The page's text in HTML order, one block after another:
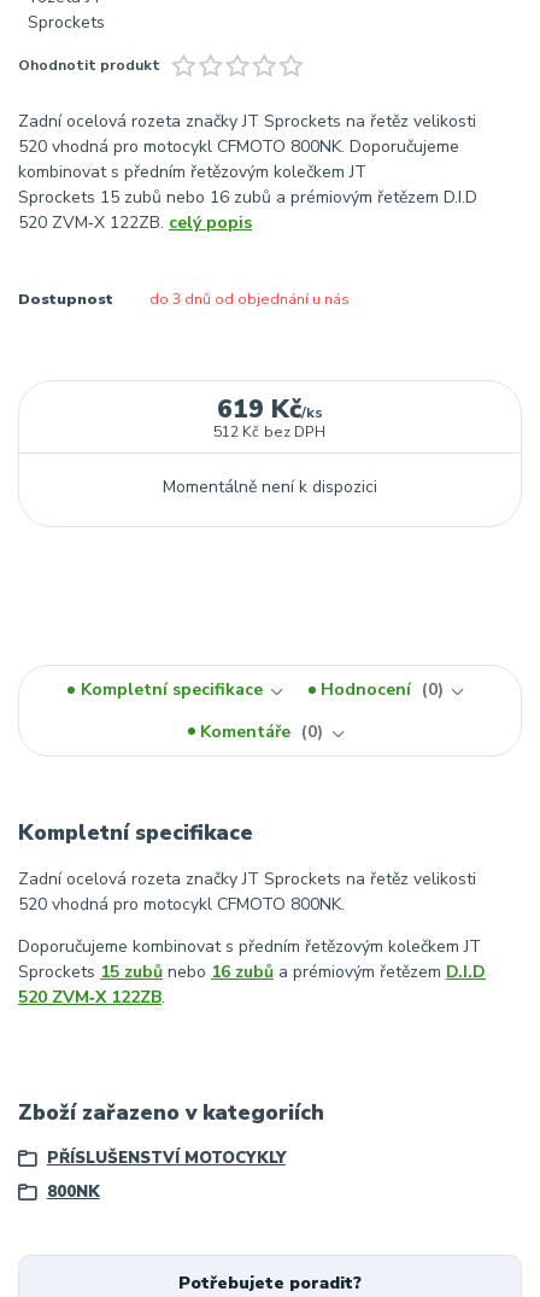
Ohodnotit produkt
Zadní ocelová rozeta značky JT Sprockets na řetěz velikosti
520 vhodná pro motocykl CFMOTO 800NK. Doporučujeme
kombinovat s předním řetězovým kolečkem JT
Sprockets 15 zubů nebo 16 zubů a prémiovým řetězem D.I.D
520 ZVM‑X 122ZB. celý popis
Dostupnost do 3 dnů od objednání u nás
619 Kč/ks
512 Kč bez DPH
Momentálně není k dispozici
Kompletní specifikace Hodnocení
0
Komentáře
0
Kompletní specifikace
Zadní ocelová rozeta značky JT Sprockets na řetěz velikosti
520 vhodná pro motocykl CFMOTO 800NK.
Doporučujeme kombinovat s předním řetězovým kolečkem JT
Sprockets 15 zubů nebo 16 zubů a prémiovým řetězem D.I.D
520 ZVM‑X 122ZB.
Zboží zařazeno v kategoriích
PŘÍSLUŠENSTVÍ MOTOCYKLY
800NK
Potřebujete poradit?